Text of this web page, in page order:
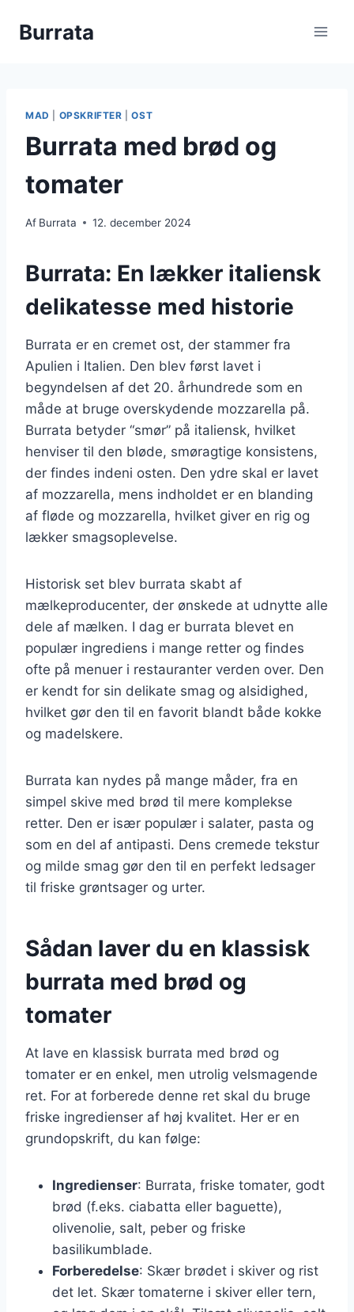
Burrata
MAD OPSKRIFTER |OST
Burrata med brød og
tomater
Af Burrata 12. december 2024
Burrata: En lækker italiensk
delikatesse med historie
Burrata er en cremet ost, der stammer fra
Apulien i Italien. Den blev først lavet i
begyndelsen af det 20. århundrede som en
måde at bruge overskydende mozzarella på.
Burrata betyder “smør” på italiensk, hvilket
henviser til den bløde, smøragtige konsistens,
der findes indeni osten. Den ydre skal er lavet
af mozzarella, mens indholdet er en blanding
af fløde og mozzarella, hvilket giver en rig og
lækker smagsoplevelse.
Historisk set blev burrata skabt af
mælkeproducenter, der ønskede at udnytte alle
dele af mælken. I dag er burrata blevet en
populær ingrediens i mange retter og findes
ofte på menuer i restauranter verden over. Den
er kendt for sin delikate smag og alsidighed,
hvilket gør den til en favorit blandt både kokke
og madelskere.
Burrata kan nydes på mange måder, fra en
simpel skive med brød til mere komplekse
retter. Den er især populær i salater, pasta og
som en del af antipasti. Dens cremede tekstur
og milde smag gør den til en perfekt ledsager
til friske grøntsager og urter.
Sådan laver du en klassisk
burrata med brød og
tomater
At lave en klassisk burrata med brød og
tomater er en enkel, men utrolig velsmagende
ret. For at forberede denne ret skal du bruge
friske ingredienser af høj kvalitet. Her er en
grundopskrift, du kan følge:
Ingredienser: Burrata, friske tomater, godt
brød (f.eks. ciabatta eller baguette),
olivenolie, salt, peber og friske
basilikumblade.
Forberedelse: Skær brødet i skiver og rist
det let. Skær tomaterne i skiver eller tern,